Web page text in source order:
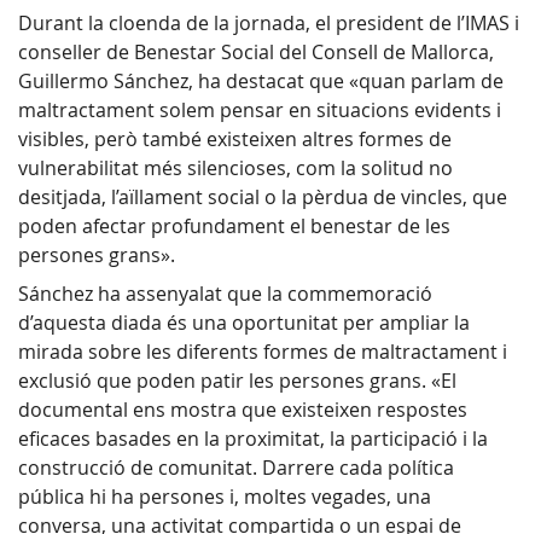
Durant la cloenda de la jornada, el president de l’IMAS i
conseller de Benestar Social del Consell de Mallorca,
Guillermo Sánchez, ha destacat que «quan parlam de
maltractament solem pensar en situacions evidents i
visibles, però també existeixen altres formes de
vulnerabilitat més silencioses, com la solitud no
desitjada, l’aïllament social o la pèrdua de vincles, que
poden afectar profundament el benestar de les
persones grans».
Sánchez ha assenyalat que la commemoració
d’aquesta diada és una oportunitat per ampliar la
mirada sobre les diferents formes de maltractament i
exclusió que poden patir les persones grans. «El
documental ens mostra que existeixen respostes
eficaces basades en la proximitat, la participació i la
construcció de comunitat. Darrere cada política
pública hi ha persones i, moltes vegades, una
conversa, una activitat compartida o un espai de